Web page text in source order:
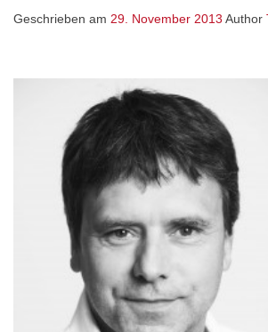
Geschrieben am 29. November 2013 Author